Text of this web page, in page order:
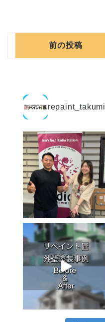
前の投稿
repaint_takumi